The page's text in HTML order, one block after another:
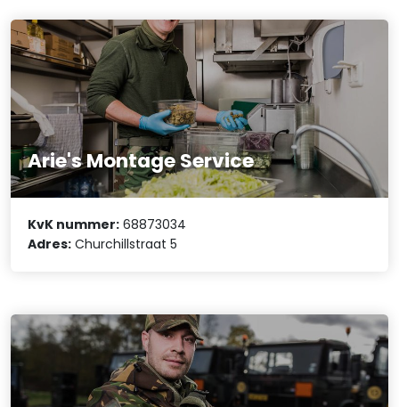
Arie's Montage Service
KvK nummer: 68873034
Adres: Churchillstraat 5